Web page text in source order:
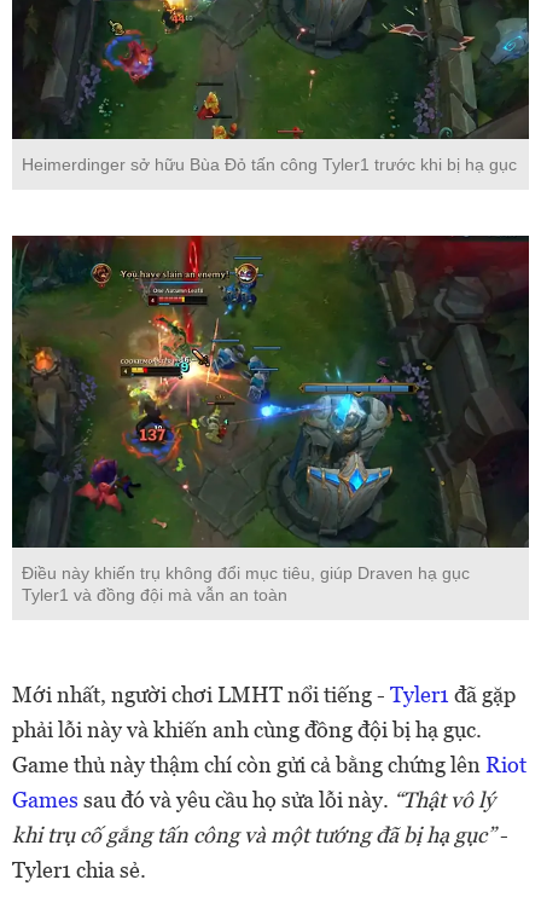
Heimerdinger sở hữu Bùa Đỏ tấn công Tyler1 trước khi bị hạ gục
Điều này khiến trụ không đổi mục tiêu, giúp Draven hạ gục
Tyler1 và đồng đội mà vẫn an toàn
Mới nhất, người chơi LMHT nổi tiếng - Tyler1đã gặp
phải lỗi này và khiến anh cùng đồng đội bị hạ gục.
Game thủ này thậm chí còn gửi cả bằng chứng lênRiot
Games sau đó và yêu cầu họ sửa lỗi này. “Thật vô lý
khi trụ cố gắng tấn công và một tướng đã bị hạ gục”-
Tyler1 chia sẻ.